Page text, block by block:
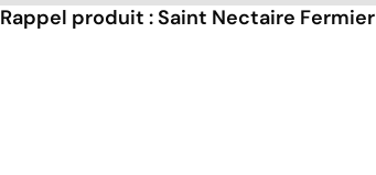
Rappel produit : Saint Nectaire Fermier